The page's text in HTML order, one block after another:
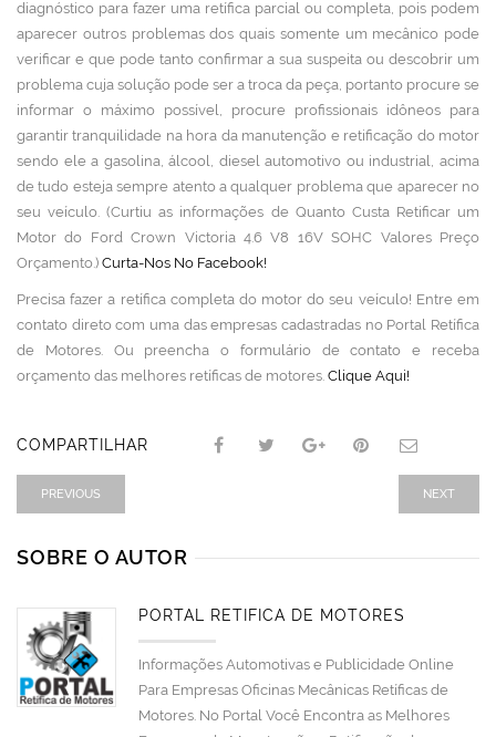
diagnóstico para fazer uma retífica parcial ou completa, pois podem
aparecer outros problemas dos quais somente um mecânico pode
verificar e que pode tanto confirmar a sua suspeita ou descobrir um
problema cuja solução pode ser a troca da peça, portanto procure se
informar o máximo possível, procure profissionais idôneos para
garantir tranquilidade na hora da manutenção e retificação do motor
sendo ele a gasolina, álcool, diesel automotivo ou industrial, acima
de tudo esteja sempre atento a qualquer problema que aparecer no
seu veículo. (Curtiu as informações de Quanto Custa Retificar um
Motor do Ford Crown Victoria 4.6 V8 16V SOHC Valores Preço
Orçamento.) Curta-Nos No Facebook!
Precisa fazer a retífica completa do motor do seu veículo! Entre em
contato direto com uma das empresas cadastradas no Portal Retífica
de Motores. Ou preencha o formulário de contato e receba
orçamento das melhores retíficas de motores. Clique Aqui!
COMPARTILHAR
PREVIOUS NEXT
SOBRE O AUTOR
PORTAL RETÍFICA DE MOTORES
Informações Automotivas e Publicidade Online
Para Empresas Oficinas Mecânicas Retíficas de
Motores. No Portal Você Encontra as Melhores